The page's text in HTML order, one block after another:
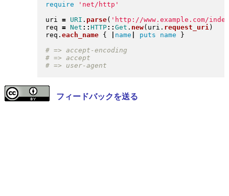
require
'net/http'
uri = URI . parse( 'http://www.example.com/
req = Net :: HTTP:: Get . new( uri . request_uri)
req . each_name { name puts name
}
フィードバックを送る